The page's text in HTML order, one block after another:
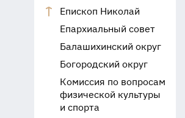
Епископ Николай
Епархиальный совет
Балашихинский округ
Богородский округ
Комиссия по вопросам
физической культуры
и спорта